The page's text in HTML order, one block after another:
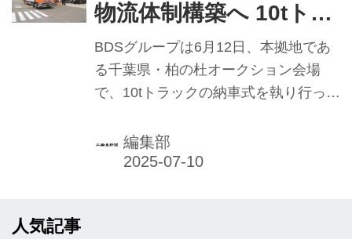
物流体制構築へ 10tトラ
ック納車式で決意示す
BDSグループは6月12日、本拠地であ
る千葉県・柏の杜オークション会場
で、10tトラックの納車式を執り行っ
編集部
人気記事